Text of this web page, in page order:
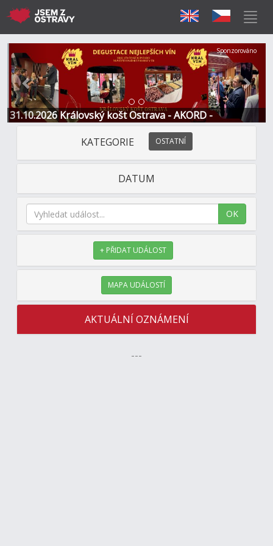
31.10.2026 Královský košt Ostrava - AKORD -
Restaurace a Hotel
Předchozí Další
Sponzorováno
KATEGORIE OSTATNÍ
DATUM
OK
+ PŘIDAT UDÁLOST
MAPA UDÁLOSTÍ
AKTUÁLNÍ OZNÁMENÍ
---